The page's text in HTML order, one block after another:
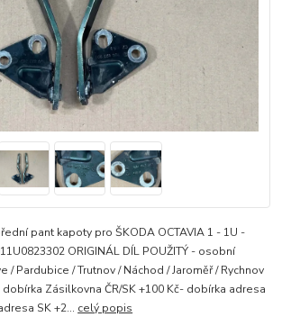
pant kapoty pro ŠKODA OCTAVIA 1 - 1U -
ORIGINÁL DÍL POUŽITÝ - osobní
/ Pardubice / Trutnov / Náchod / Jaroměř / Rychnov
Zásilkovna ČR/SK +100 Kč- dobírka adresa
SK +2... celý popis